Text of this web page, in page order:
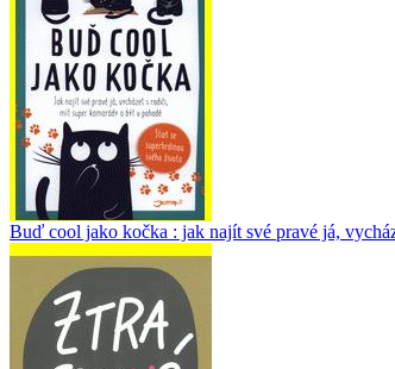
Buď cool jako kočka : jak najít své pravé já,